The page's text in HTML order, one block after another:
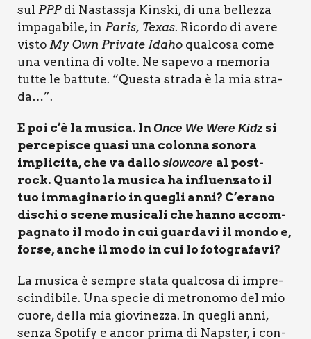
sul PPPdi Nastas­sja Kin­ski, di una bel­lez­za
impa­ga­bi­le, in Paris, Texas. Ricor­do di ave­re
visto My Own Pri­va­te Ida­ho qual­co­sa come
una ven­ti­na di vol­te. Ne sape­vo a memo­ria
tut­te le bat­tu­te. “Que­sta stra­da è la mia stra­
da…”.
E poi c’è la musi­ca. InOnce We Were Kidz si
per­ce­pi­sce qua­si una colon­na sono­ra
impli­ci­ta, che va dal­lo slo­w­co­re al post-
rock. Quan­to la musi­ca ha influen­za­to il
tuo imma­gi­na­rio in que­gli anni? C’erano
dischi o sce­ne musi­ca­li che han­no accom­
pa­gna­to il modo in cui guar­da­vi il mon­do e,
for­se, anche il modo in cui lo foto­gra­fa­vi?
La musi­ca è sem­pre sta­ta qual­co­sa di impre­
scin­di­bi­le. Una spe­cie di metro­no­mo del mio
cuo­re, del­la mia gio­vi­nez­za. In que­gli anni,
sen­za Spo­ti­fy e ancor pri­ma di Nap­ster, i con­